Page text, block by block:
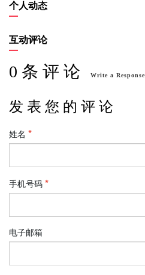
个人动态
互动评论
0 条 评 论 Write a Response
发 表 您 的 评 论
姓名
手机号码
电子邮箱